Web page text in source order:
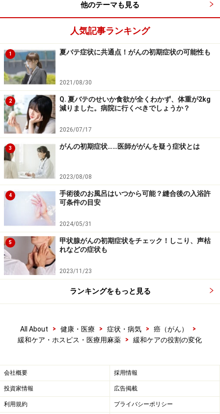
そして、今、がんの治療においては、治療成績という最
終的な結果だけでなく、治療中そして、終末期の患者さ
んの生活の質、生き方そのものの水準を向上させていく
べきだというところに来ていると思います。がんに伴う
不快な症状をとるための補完医療的な取り組み
てきているのも、その流れだと思います。
がんの緩和ケアについての情報は、こちらにも。
「緩和ケア」は最後の治療ではありません>>
がんの痛みは我慢しなくて良いのです>>
大学病院で鍼治療!? 補完医療の最前線>>
※記事内容は執筆時点のものです。最新の内容をご確認くださ
い。
※当サイトにおける医師・医療従事者等による情報の提供は、診
断・治療行為ではありません。診断・治療を必要とする方は、適
切な医療機関での受診をおすすめいたします。記事内容は執筆者
個人の見解によるものであり、全ての方への有効性を保証するも
のではありません。当サイトで提供する情報に基づいて被ったい
かなる損害についても、当社、各ガイド、その他当社と契約した
情報提供者は一切の責任を負いかねます。
免責事項
他のテーマも見る
人気記事ランキング
1 夏バテ症状に共通点！がんの初期症状の可能性も
2021/08/30
2
Q. 夏バテのせいか食欲が全くわかず、体重が2kg
減りました。病院に行くべきでしょうか？
2026/07/17
3 がんの初期症状……医師ががんを疑う症状とは
2023/08/08
4
手術後のお風呂はいつから可能？縫合後の入浴許
可条件の目安
2024/05/31
5
甲状腺がんの初期症状をチェック！しこり、声枯
れなどの症状も
2023/11/23
ランキングをもっと見る
All About > 健康・医療 > 症状・病気 > 癌（がん）
>
緩和ケア・ホスピス・医療用麻薬
> 緩和ケアの役割の変化
会社概要 採用情報
投資家情報 広告掲載
利用規約 プライバシーポリシー